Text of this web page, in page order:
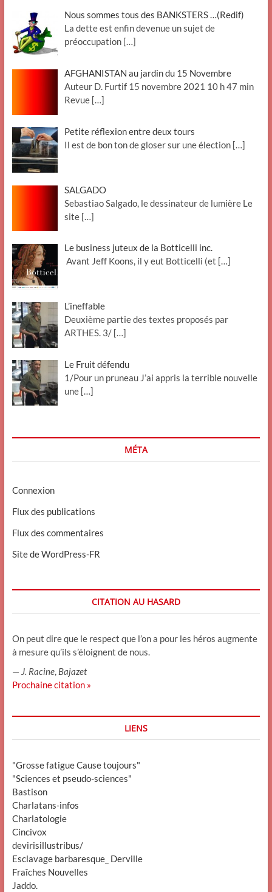
Nous sommes tous des BANKSTERS …(Redif)
La dette est enfin devenue un sujet de
préoccupation […]
AFGHANISTAN au jardin du 15 Novembre
Auteur D. Furtif 15 novembre 2021 10 h 47 min
Revue […]
Petite réflexion entre deux tours
Il est de bon ton de gloser sur une élection […]
SALGADO
Sebastiao Salgado, le dessinateur de lumière Le
site […]
Le business juteux de la Botticelli inc.
Avant Jeff Koons, il y eut Botticelli (et […]
L’ineffable
Deuxième partie des textes proposés par
ARTHES. 3/ […]
Le Fruit défendu
1/Pour un pruneau J’ai appris la terrible nouvelle
une […]
MÉTA
Connexion
Flux des publications
Flux des commentaires
Site de WordPress-FR
CITATION AU HASARD
On peut dire que le respect que l’on a pour les héros augmente
à mesure qu’ils s’éloignent de nous.
— J. Racine, Bajazet
Prochaine citation »
LIENS
"Grosse fatigue Cause toujours"
"Sciences et pseudo-sciences"
Bastison
Charlatans-infos
Charlatologie
Cincivox
devirisillustribus/
Esclavage barbaresque_ Derville
Fraîches Nouvelles
Jaddo.